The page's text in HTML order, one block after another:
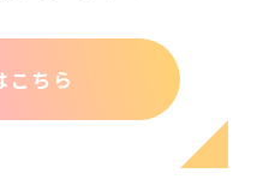
こちら